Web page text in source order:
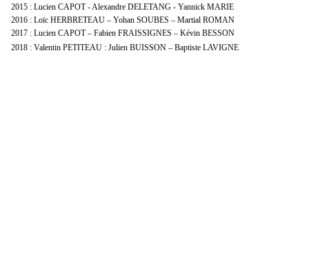
2015 : Lucien CAPOT - Alexandre DELETANG - Yannick MARIE
2016 : Loïc HERBRETEAU – Yohan SOUBES – Martial ROMAN
2017 : Lucien CAPOT – Fabien FRAISSIGNES – Kévin BESSON
2018 : Valentin PETITEAU : Julien BUISSON – Baptiste LAVIGNE